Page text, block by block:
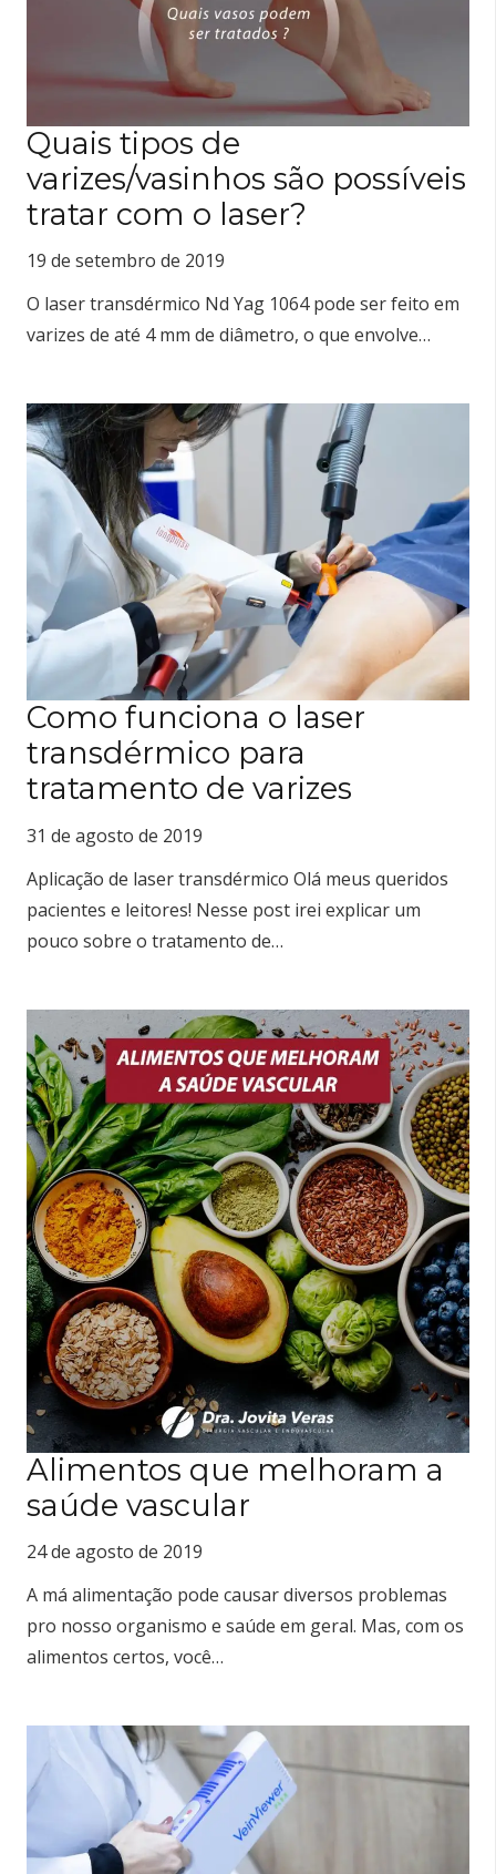
Quais tipos de
varizes/vasinhos são possíveis
tratar com o laser?
19 de setembro de 2019
O laser transdérmico Nd Yag 1064 pode ser feito em
varizes de até 4 mm de diâmetro, o que envolve…
Como funciona o laser
transdérmico para
tratamento de varizes
31 de agosto de 2019
Aplicação de laser transdérmico Olá meus queridos
pacientes e leitores! Nesse post irei explicar um
pouco sobre o tratamento de…
Alimentos que melhoram a
saúde vascular
24 de agosto de 2019
A má alimentação pode causar diversos problemas
pro nosso organismo e saúde em geral. Mas, com os
alimentos certos, você…